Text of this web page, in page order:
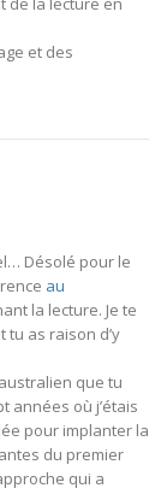
et des
Désolé pour le
au
la lecture. Je te
as raison d’y
que tu
années où j’étais
pour implanter la
du premier
qui a